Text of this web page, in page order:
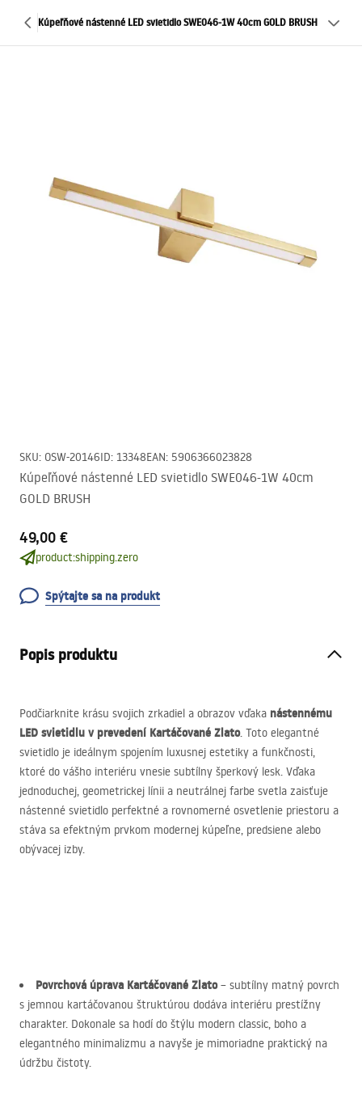
Kúpeľňové nástenné LED svietidlo SWE046-1W 40cm GOLD BRUSH
SKU: OSW-20146ID: 13348EAN: 5906366023828
Kúpeľňové nástenné LED svietidlo SWE046-1W 40cm
GOLD BRUSH
49,00 €
product:shipping.zero
Spýtajte sa na produkt
Popis produktu
Podčiarknite krásu svojich zrkadiel a obrazov vďaka nástennému
LED svietidlu v prevedení Kartáčované Zlato. Toto elegantné
svietidlo je ideálnym spojením luxusnej estetiky a funkčnosti,
ktoré do vášho interiéru vnesie subtílny šperkový lesk. Vďaka
jednoduchej, geometrickej línii a neutrálnej farbe svetla zaisťuje
nástenné svietidlo perfektné a rovnomerné osvetlenie priestoru a
stáva sa efektným prvkom modernej kúpeľne, predsiene alebo
obývacej izby.
Povrchová úprava Kartáčované Zlato– subtílny matný povrch
s jemnou kartáčovanou štruktúrou dodáva interiéru prestížny
charakter. Dokonale sa hodí do štýlu modern classic, boho a
elegantného minimalizmu a navyše je mimoriadne praktický na
údržbu čistoty.